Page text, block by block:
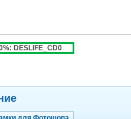
DESLIFE_CD0